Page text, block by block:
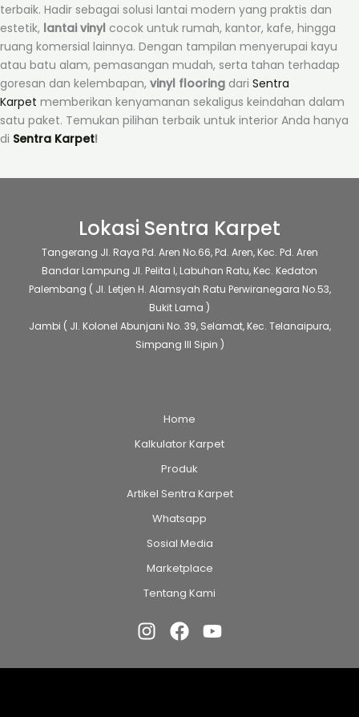
terbaik. Hadir sebagai solusi lantai modern yang praktis dan
estetik, lantai vinyl cocok untuk rumah, kantor, kafe, hingga
ruang komersial lainnya. Dengan tampilan menyerupai kayu
atau batu alam, pemasangan mudah, serta tahan terhadap
goresan dan kelembapan, vinyl flooring dari Sentra
Karpet memberikan kenyamanan sekaligus keindahan dalam
satu paket. Temukan pilihan terbaik untuk interior Anda hanya
di Sentra Karpet!
Lokasi Sentra Karpet
Tangerang Jl. Raya Pd. Aren No.66, Pd. Aren, Kec. Pd. Aren
Bandar Lampung Jl. Pelita I, Labuhan Ratu, Kec. Kedaton
Palembang ( Jl. Letjen H. Alamsyah Ratu Perwiranegara No.53,
Bukit Lama )
Jambi ( Jl. Kolonel Abunjani No. 39, Selamat, Kec. Telanaipura,
Simpang III Sipin )
Home
Kalkulator Karpet
Produk
Artikel Sentra Karpet
Whatsapp
Sosial Media
Marketplace
Tentang Kami